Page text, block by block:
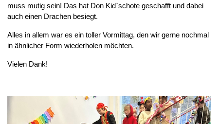
muss mutig sein! Das hat Don Kid`schote geschafft und dabei
auch einen Drachen besiegt.
Alles in allem war es ein toller Vormittag, den wir gerne nochmal
in ähnlicher Form wiederholen möchten.
Vielen Dank!